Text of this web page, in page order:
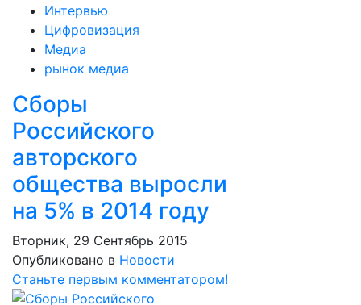
Интервью
Цифровизация
Медиа
рынок медиа
Сборы
Российского
авторского
общества выросли
на 5% в 2014 году
Вторник, 29 Сентябрь 2015
Опубликовано в Новости
Станьте первым комментатором!